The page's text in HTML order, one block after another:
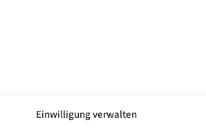
Einwilligung verwalten